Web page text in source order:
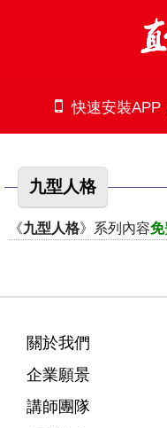
快速安裝APP
九型人格
《九型人格》系列內容免
關於我們
企業願景
講師團隊